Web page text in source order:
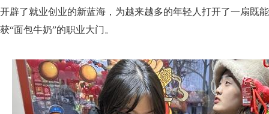
开辟了就业创业的新蓝海，为越来越多的年轻人打开了一扇既
获“面包牛奶”的职业大门。